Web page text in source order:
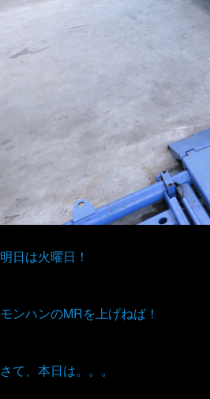
明日は火曜日！
モンハンのMRを上げねば！
さて、本日は。。。